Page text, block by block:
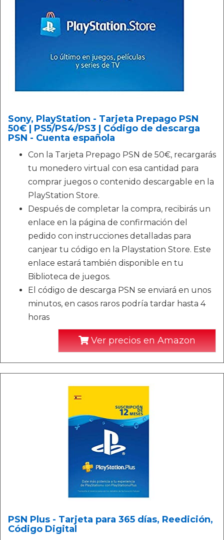
Sony, PlayStation - Tarjeta Prepago PSN
50€ | PS5/PS4/PS3 | Código de descarga
PSN - Cuenta española
Con la Tarjeta Prepago PSN de 50€, recargarás
tu monedero virtual con esa cantidad para
comprar juegos o contenido descargable en la
PlayStation Store.
Después de completar la compra, recibirás un
enlace en la página de confirmación del
pedido con instrucciones detalladas para
canjear tu código en la Playstation Store. Este
enlace estará también disponible en tu
Biblioteca de juegos.
El código de descarga PSN se enviará en unos
minutos, en casos raros podría tardar hasta 4
horas
Ver precios en Amazon
PSN Plus - Tarjeta para 365 días, Reedición,
Código Digital